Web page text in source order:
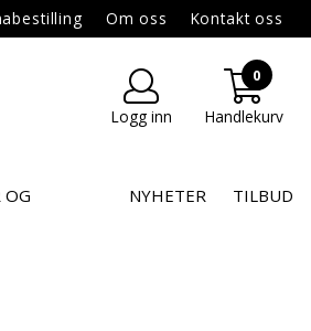
Om oss Kontakt oss
Logg inn
0
Handlekurv
OG
NYHETER TILBUD